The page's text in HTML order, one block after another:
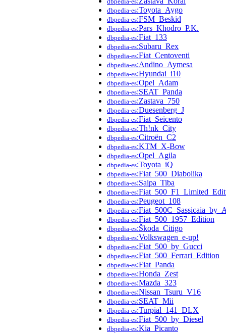
dbpedia-es:Toyota_Aygo
dbpedia-es:FSM_Beskid
dbpedia-es:Pars_Khodro_P.K.
dbpedia-es:Fiat_133
dbpedia-es:Subaru_Rex
dbpedia-es:Fiat_Centoventi
dbpedia-es:Andino_Aymesa
dbpedia-es:Hyundai_i10
dbpedia-es:Opel_Adam
dbpedia-es:SEAT_Panda
dbpedia-es:Zastava_750
dbpedia-es:Duesenberg_J
dbpedia-es:Fiat_Seicento
dbpedia-es:Th!nk_City
dbpedia-es:Citroën_C2
dbpedia-es:KTM_X-Bow
dbpedia-es:Opel_Agila
dbpedia-es:Toyota_iQ
dbpedia-es:Fiat_500_Diabolika
dbpedia-es:Saipa_Tiba
dbpedia-es
dbpedia-es:Peugeot_108
dbpedia-es
dbpedia-es:Fiat_500_1957_Edition
dbpedia-es:Škoda_Citigo
dbpedia-es:Volkswagen_e-up!
dbpedia-es:Fiat_500_by_Gucci
dbpedia-es:Fiat_500_Ferrari_Edition
dbpedia-es:Fiat_Panda
dbpedia-es:Honda_Zest
dbpedia-es:Mazda_323
dbpedia-es:Nissan_Tsuru_V16
dbpedia-es:SEAT_Mii
dbpedia-es:Turpial_141_DLX
dbpedia-es:Fiat_500_by_Diesel
dbpedia-es:Kia_Picanto